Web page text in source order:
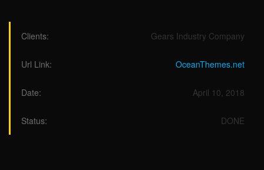
Clients: Gears Industry Company
Url Link: OceanThemes.net
Date: April 10, 2018
Status: DONE